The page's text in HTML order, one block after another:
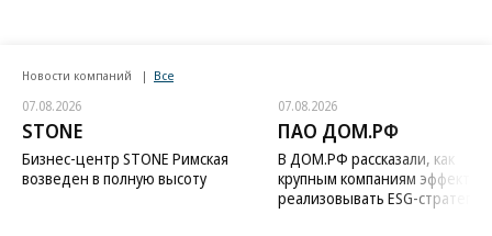
Новости компаний Все
07.08.2026
STONE
Бизнес-центр STONE Римская
возведен в полную высоту
07.08.2026
ПАО ДОМ.РФ
В ДОМ.РФ рассказали, как
крупным компаниям
реализовывать ESG-стратегию